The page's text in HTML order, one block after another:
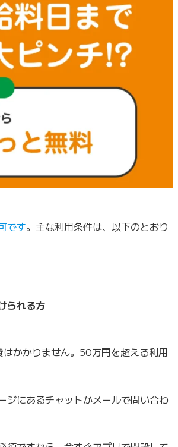
です。主な利用条件は、以下のとおり
られる方
かかりません。50万円を超える利用
ジにあるチャットかメールで問い合わ